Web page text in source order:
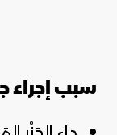
سبب إجراء